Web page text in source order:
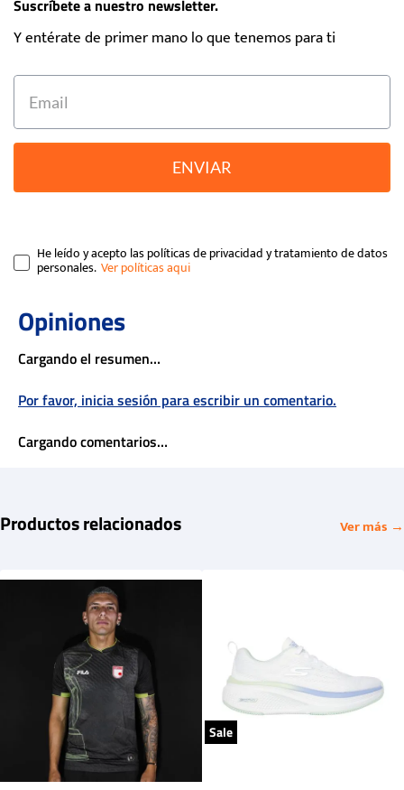
Suscríbete a nuestro newsletter.
Y entérate de primer mano lo que tenemos para ti
ENVIAR
He leído y acepto las políticas de privacidad y tratamiento de datos
personales.
Cargando el resumen…
Por favor, inicia sesión para escribir un comentario.
Cargando comentarios…
Productos relacionados Ver más →
Sale